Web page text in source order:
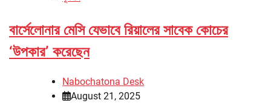
বার্সেলোনার মেসি যেভাবে রিয়ালের সাবেক কোচের
‘উপকার’ করেছেন
Nabochatona Desk
August 21, 2025